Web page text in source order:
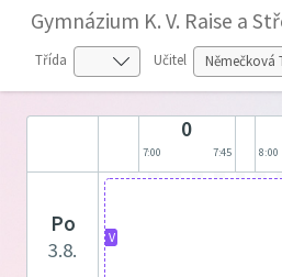
Gymnázium K. V. Raise a
Třída Učitel
0
7:00 7:45 8:00
po
3.8.
V